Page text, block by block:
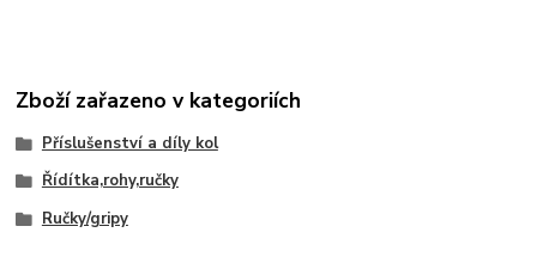
Zboží zařazeno v kategoriích
Příslušenství a díly kol
Řídítka,rohy,ručky
Ručky/gripy